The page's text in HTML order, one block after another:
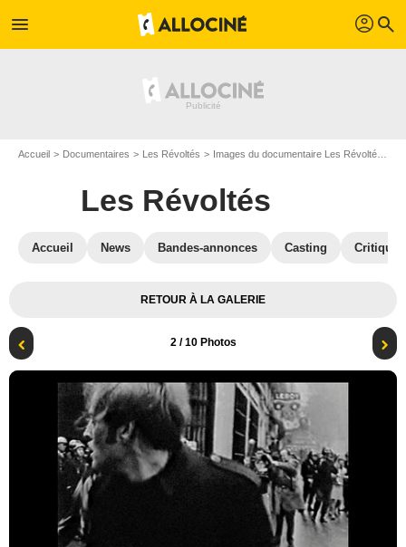
menu profil search
Accueil Documentaires Les Révoltés Images du documentaire Les Révoltés
Les Révoltés
Accueil News Bandes-annonces Casting
RETOUR À LA GALERIE
2/ 10 Photos